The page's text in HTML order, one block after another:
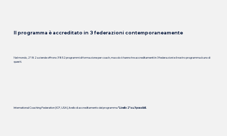
Il programma è accreditato in 3 federazioni contemporaneamente
Nel mondo, 2'182 aziende offrono 3'852 programmi di formazione per coach, ma solo 6 hanno tre accreditamenti in 3 federazioni e il nostro programma è uno di
questi.
International Coaching Federation [ICF, USA], livello di accreditamento del programma"Livello 2" su 3 possibili.